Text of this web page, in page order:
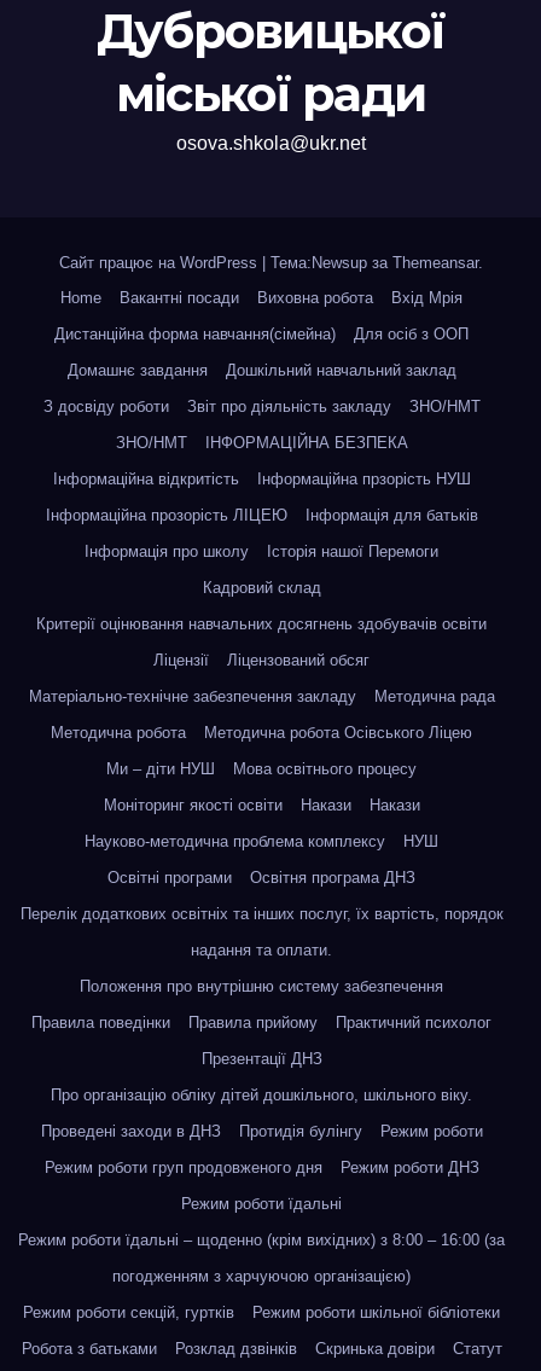
Дубровицької
міської ради
osova.shkola@ukr.net
Сайт працює на WordPress Тема:Newsup за Themeansar.
Home
Вакантні посади Виховна робота
Вхід Мрія
Дистанційна форма навчання(сімейна)
Для осіб з ООП
Домашнє завдання
Дошкільний навчальний заклад
З досвіду роботи
Звіт про діяльність закладу
ЗНО/НМТ
ЗНО/НМТ
ІНФОРМАЦІЙНА БЕЗПЕКА
Інформаційна відкритість
Інформаційна прзорість НУШ
Інформаційна прозорість ЛІЦЕЮ
Інформація для батьків
Інформація про школу
Історія нашої Перемоги
Кадровий склад
Критерії оцінювання навчальних досягнень здобувачів освіти
Ліцензії
Ліцензований обсяг
Матеріально-технічне забезпечення закладу
Методична рада
Методична робота
Методична робота Осівського Ліцею
Ми – діти НУШ
Мова освітнього процесу
Моніторинг якості освіти
Накази
Накази
Науково-методична проблема комплексу
НУШ
Освітні програми
Освітня програма ДНЗ
Перелік додаткових освітніх та інших послуг, їх вартість, порядок
надання та оплати.
Положення про внутрішню систему забезпечення
Правила поведінки
Правила прийому
Практичний психолог
Презентації ДНЗ
Про організацію обліку дітей дошкільного, шкільного віку.
Проведені заходи в ДНЗ
Протидія булінгу
Режим роботи
Режим роботи груп продовженого дня
Режим роботи ДНЗ
Режим роботи їдальні
Режим роботи їдальні – щоденно (крім вихідних) з 8:00 – 16:00 (за
погодженням з харчуючою організацією)
Режим роботи секцій, гуртків
Режим роботи шкільної бібліотеки
Робота з батьками
Розклад дзвінків Скринька довіри Статут